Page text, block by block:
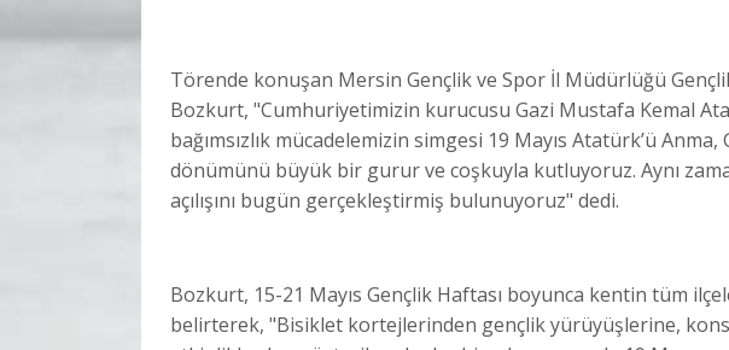
Törende konuşan Mersin Gençlik ve Spor İl Müdürlüğü
Bozkurt, "Cumhuriyetimizin kurucusu Gazi Mustafa Kemal
bağımsızlık mücadelemizin simgesi 19 Mayıs Atatürk’ü Anma,
dönümünü büyük bir gurur ve coşkuyla kutluyoruz. Aynı
açılışını bugün gerçekleştirmiş bulunuyoruz" dedi.
Bozkurt, 15-21 Mayıs Gençlik Haftası boyunca kentin tüm
belirterek, "Bisiklet kortejlerinden gençlik yürüyüşlerine,